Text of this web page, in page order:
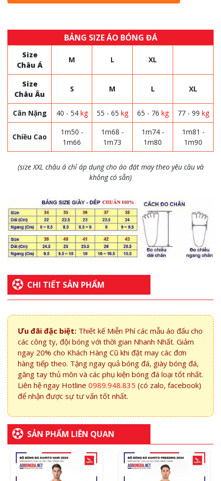
BẢNG SIZE ÁO BÓNG ĐÁ
Size
Châu Á
M L XL
Size
Châu Âu
S M L XL
Cân Nặng 40 - 54 kg 55 - 65 kg 65 - 76 kg 77 - 99 kg
Chiều Cao
1m50 -
1m66
1m68 -
1m73
1m74 -
1m80
1m81 -
1m90
(size XXL châu á chỉ áp dụng cho áo đặt may theo yêu cầu và
không có sẵn)
CHI TIẾT SẢN PHẨM
Ưu đãi đặc biệt: Thiết kế Miễn Phí các mẫu áo đấu cho
các công ty, đội bóng với thời gian Nhanh Nhất. Giảm
ngay 20% cho Khách Hàng Cũ khi đặt may các đơn
hàng tiếp theo. Tặng ngay quả bóng đá, giày bóng đá,
găng tay thủ môn và các phụ kiện bóng đá loại tốt nhất.
Liên hệ ngay Hotline 0989.948.835 (có zalo, facebook)
để nhận được sự tư vấn tốt nhất.
SẢN PHẨM LIÊN QUAN